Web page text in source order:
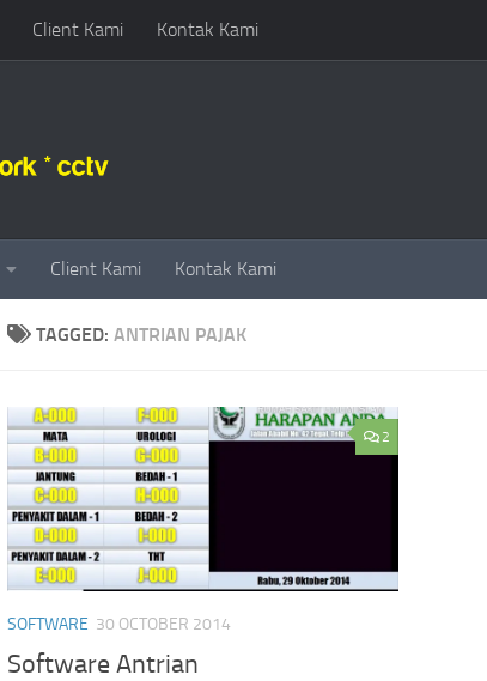
Client Kami Kontak Kami
Client Kami Kontak Kami
TAGGED: ANTRIAN PAJAK
2
SOFTWARE 30 OCTOBER 2014
Software Antrian